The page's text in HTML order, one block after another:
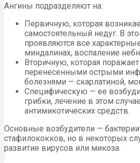
Ангины подразделяют на:
Первичную, которая
самостоятельный недуг. В
проявляются все
миндалинах, воспаление
Вторичную, которая
перенесенными острыми
болезнями — скарлатиной,
Специфическую — ее
грибки, лечение в этом
антимикотических средств.
Основные возбудители —
стафилококков, но в некоторых
развитие вирусов или микоза.